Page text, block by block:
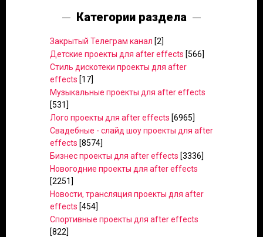
Категории раздела
Закрытый Телеграм канал [2]
Детские проекты для after effects [566]
Стиль дискотеки проекты для after
effects [17]
Музыкальные проекты для after effects
[531]
Лого проекты для after effects [6965]
Свадебные - слайд шоу проекты для after
effects [8574]
Бизнес проекты для after effects [3336]
Новогодние проекты для after effects
[2251]
Новости, трансляция проекты для after
effects [454]
Спортивные проекты для after effects
[822]